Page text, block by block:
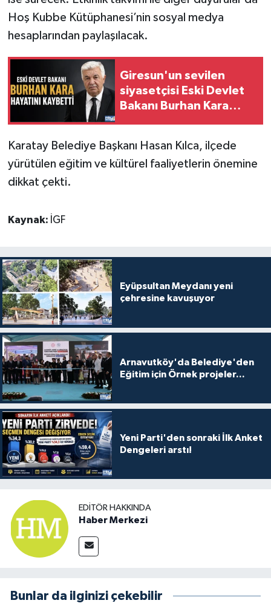
Hoş Kubbe Kütüphanesi’nin sosyal medya
hesaplarından paylaşılacak.
Giresun'un sevilen
siyasetçisi Eski Devlet
Bakanı Burhan Kara
Karatay Belediye Başkanı Hasan Kılca, ilçede
yürütülen eğitim ve kültürel faaliyetlerin önemine
dikkat çekti.
Kaynak: İGF
Eyüpsultan Meydanı yeni
çehresine kavuşuyor
Arnavutköy'da Belediye'den
Eğitim için Örnek projeler...
Yeni Parti'den sonraki İlk Anket
Dengeleri arstı!
EDITÖR HAKKINDA
Haber Merkezi
Bunlar da ilginizi çekebilir